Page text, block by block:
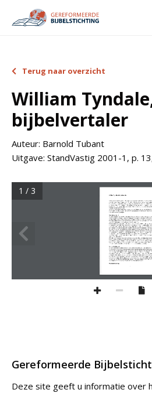
Terug naar overzicht
William
bijbelvertaler
Auteur: Barnold Tubant
Uitgave: StandVastig 2001-1, p.
1 / 3
Gereformeerde
Deze site geeft u informatie over